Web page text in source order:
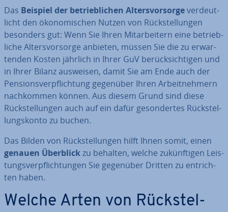
Das Beispiel der be­trieb­li­chen Al­ters­vor­sor­gever­deut­
licht den öko­no­mi­schen Nutzen von Rück­stel­lun­gen
besonders gut: Wenn Sie Ihren Mit­ar­bei­tern eine be­trieb­
li­che Al­ters­vor­sor­ge anbieten, müssen Sie die zu er­war­
ten­den Kosten jährlich in Ihrer GuV be­rück­sich­ti­gen und
in Ihrer Bilanz ausweisen, damit Sie am Ende auch der
Pen­si­ons­ver­pflich­tung gegenüber Ihren Ar­beit­neh­mern
nach­kom­men können. Aus diesem Grund sind diese
Rück­stel­lun­gen auch auf ein dafür ge­son­der­tes Rück­stel­
lungs­kon­to zu buchen.
Das Bilden von Rück­stel­lun­gen hilft Ihnen somit, einen
genauen Überblickzu behalten, welche zu­künf­ti­gen Leis­
tungs­ver­pflich­tun­gen Sie gegenüber Dritten zu ent­rich­
ten haben.
Welche Arten von Rück­stel­